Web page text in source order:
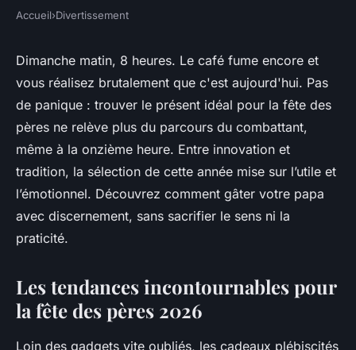
Quoi offrir pour la fête des
pères en 2026 ?
Claude •12/03/2026 12:19• 12 min de lecture
Accueil›Divertissement
Dimanche matin, 8 heures. Le café fume encore et
vous réalisez brutalement que c'est aujourd'hui. Pas
de panique : trouver le présent idéal pour la fête des
pères ne relève plus du parcours du combattant,
même à la onzième heure. Entre innovation et
tradition, la sélection de cette année mise sur l’utile et
l’émotionnel. Découvrez comment gâter votre papa
avec discernement, sans sacrifier le sens ni la
praticité.
Les tendances incontournables pour
la fête des pères 2026
Loin des gadgets vite oubliés, les cadeaux plébiscités